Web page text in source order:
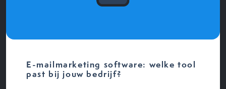
E-mailmarketing software: welke tool
past bij jouw bedrijf?